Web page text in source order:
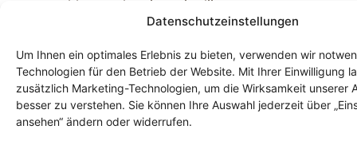
Datenschutzeinstellungen
Um Ihnen ein optimales Erlebnis zu bieten, verwenden wir
Technologien für den Betrieb der Website. Mit Ihrer Einwilligung
zusätzlich Marketing-Technologien, um die Wirksamkeit unserer
besser zu verstehen. Sie können Ihre Auswahl jederzeit über
ansehen“ ändern oder widerrufen.
Wertpositionen wie Schmuck, Silber
oder Uhren. Ob sich eine Anrechnung
der Nachfrage ab. Wir rechnen nur
an, was realistisch verwertbar ist.
Kann ich die